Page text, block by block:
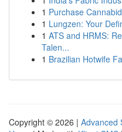
1 Purchase
1 Lungzen: Your
1 ATS and HRMS:
Talen...
1 Brazilian Hotwife
Copyright © 2026 | Advanced